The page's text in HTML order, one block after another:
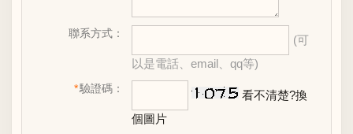
聯系方式：
(可
以是電話、email、qq等)
*驗證碼：
看不清楚?換
個圖片